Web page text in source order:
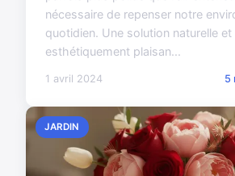
nécessaire de repenser notre
quotidien. Une solution naturelle et
esthétiquement plaisan...
1 avril 2024 5
JARDIN